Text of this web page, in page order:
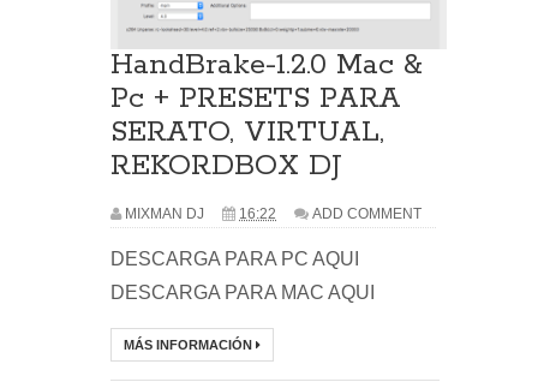
HandBrake-1.2.0 Mac &
Pc + PRESETS PARA
SERATO, VIRTUAL,
REKORDBOX DJ
MIXMAN DJ 16:22 ADD COMMENT
DESCARGA PARA PC AQUI
DESCARGA PARA MAC AQUI
MÁS INFORMACIÓN